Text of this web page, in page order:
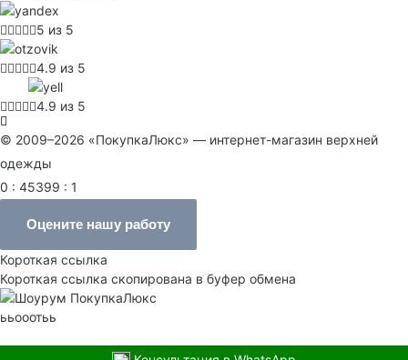
5 из 5
4.9 из 5
4.9 из 5
© 2009–2026 «ПокупкаЛюкс» — интернет-магазин верхней
одежды
0 : 45399 : 1
Оцените нашу работу
Короткая ссылка
Короткая ссылка скопирована в буфер обмена
ььооотьь